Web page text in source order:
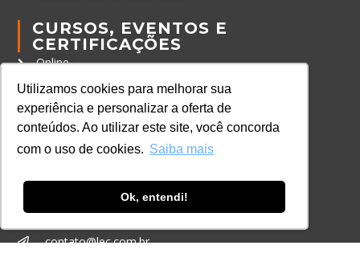
Utilizamos cookies para melhorar sua
experiência e personalizar a oferta de
conteúdos. Ao utilizar este site, você concorda
com o uso de cookies. Saiba mais
Ok, entendi!
CURSOS, EVENTOS E
CERTIFICAÇÕES
Online
In Company
Eventos
Certificações
+55 11 3259-2837
+55 11 98924-8322
contato@lec.com.br